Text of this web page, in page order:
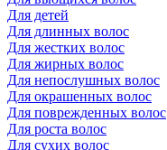
Для детей
Для длинных волос
Для жестких волос
Для жирных волос
Для непослушных волос
Для окрашенных волос
Для поврежденных волос
Для роста волос
Для сухих волос